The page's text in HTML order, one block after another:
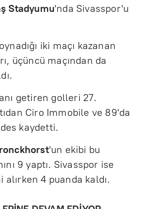
Stadyumu'nda Sivasspor'u
iki maçı kazanan
üçüncü maçından da
getiren golleri 27.
Ciro Immobile ve 89'da
kaydetti.
'un ekibi bu
9 yaptı. Sivasspor ise
4 puanda kaldı.